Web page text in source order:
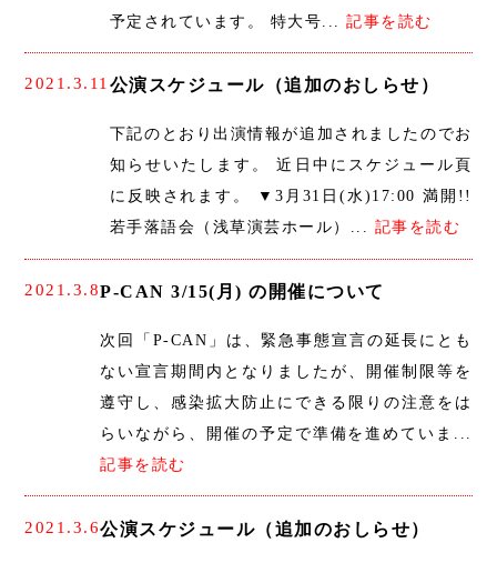
予定されています。 特大号...記事を読む
2021.3.11公演スケジュール（追加のおしらせ）
下記のとおり出演情報が追加されましたのでお
知らせいたします。 近日中にスケジュール頁
に反映されます。 ▼3月31日(水)17:00 満開!!
若手落語会（浅草演芸ホール）... 記事を読む
2021.3.8P-CAN 3/15(月) の開催について
次回「P-CAN」は、緊急事態宣言の延長にとも
ない宣言期間内となりましたが、開催制限等を
遵守し、感染拡大防止にできる限りの注意をは
らいながら、開催の予定で準備を進めていま...
記事を読む
2021.3.6公演スケジュール（追加のおしらせ）